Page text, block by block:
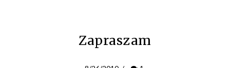
Zapraszam